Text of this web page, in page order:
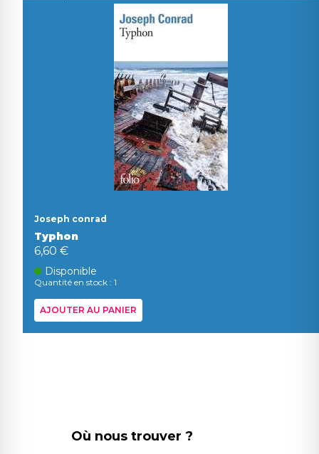
Joseph conrad
Typhon
6,60 €
Disponible
Quantité en stock : 1
AJOUTER AU PANIER
Où nous trouver ?